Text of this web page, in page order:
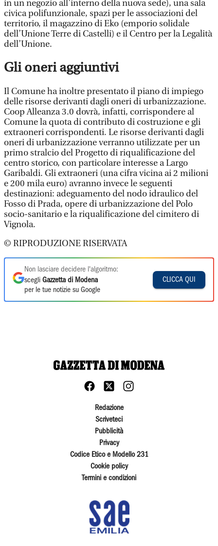
in un negozio all’interno della nuova sede), una sala
civica polifunzionale, spazi per le associazioni del
territorio, il magazzino di Eko (emporio solidale
dell’Unione Terre di Castelli) e il Centro per la Legalità
dell’Unione.
Gli oneri aggiuntivi
Il Comune ha inoltre presentato il piano di impiego
delle risorse derivanti dagli oneri di urbanizzazione.
Coop Alleanza 3.0 dovrà, infatti, corrispondere al
Comune la quota di contributo di costruzione e gli
extraoneri corrispondenti. Le risorse derivanti dagli
oneri di urbanizzazione verranno utilizzate per un
primo stralcio del Progetto di riqualificazione del
centro storico, con particolare interesse a Largo
Garibaldi. Gli extraoneri (una cifra vicina ai 2 milioni
e 200 mila euro) avranno invece le seguenti
destinazioni: adeguamento del nodo idraulico del
Fosso di Prada, opere di urbanizzazione del Polo
socio-sanitario e la riqualificazione del cimitero di
Vignola.
© RIPRODUZIONE RISERVATA
Non lasciare decidere l'algoritmo:
scegli Gazzetta di Modena
per le tue notizie su Google
CLICCA QUI
Redazione
Scriveteci
Pubblicità
Privacy
Codice Etico e Modello 231
Cookie policy
Termini e condizioni